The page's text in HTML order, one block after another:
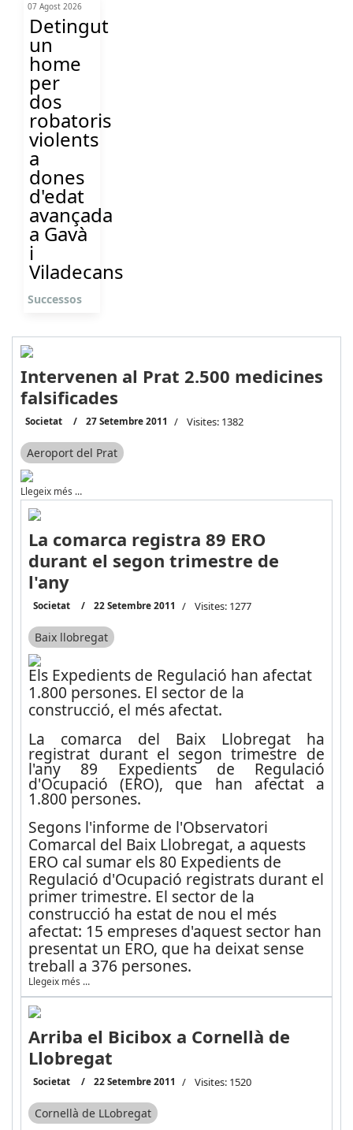
07 Agost 2026
Detingut
un
home
per
dos
robatoris
violents
a
dones
d'edat
avançada
a Gavà
i
Viladecans
Successos
Intervenen al Prat 2.500 medicines
falsificades
Societat 27 Setembre 2011 Visites: 1382
Aeroport del Prat
Llegeix més …
La comarca registra 89 ERO
durant el segon trimestre de
l'any
Societat 22 Setembre 2011 Visites: 1277
Baix llobregat
Els Expedients de Regulació han afectat
1.800 persones. El sector de la
construcció, el més afectat.
La comarca del Baix Llobregat ha
registrat durant el segon trimestre de
l'any 89 Expedients de Regulació
d'Ocupació (ERO), que han afectat a
1.800 persones.
Segons l'informe de l'Observatori
Comarcal del Baix Llobregat, a aquests
ERO cal sumar els 80 Expedients de
Regulació d'Ocupació registrats durant el
primer trimestre. El sector de la
construcció ha estat de nou el més
afectat: 15 empreses d'aquest sector han
presentat un ERO, que ha deixat sense
treball a 376 persones.
Llegeix més …
Arriba el Bicibox a Cornellà de
Llobregat
Societat 22 Setembre 2011 Visites: 1520
Cornellà de LLobregat